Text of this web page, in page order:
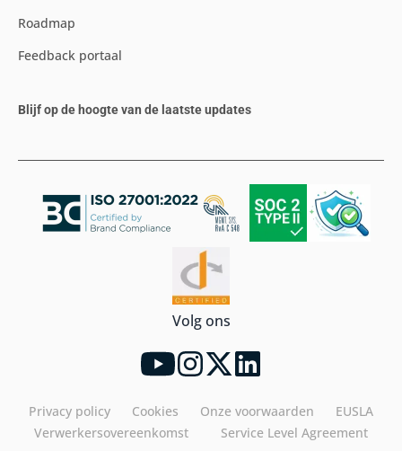
Roadmap
Feedback portaal
Blijf op de hoogte van de laatste updates
Volg ons
Privacy policy Cookies Onze voorwaarden
EUSLA
Verwerkersovereenkomst
Service Level Agreement